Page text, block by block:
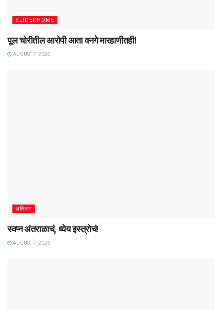
SLIDERHOME
पूल चोरीतील आरोपी आता वनगे मारहाणीतही!
AUGUST 7, 2026
अलिबाग
स्वप्न अंतराळाचं, ध्येय इस्त्रोचं!
AUGUST 7, 2026